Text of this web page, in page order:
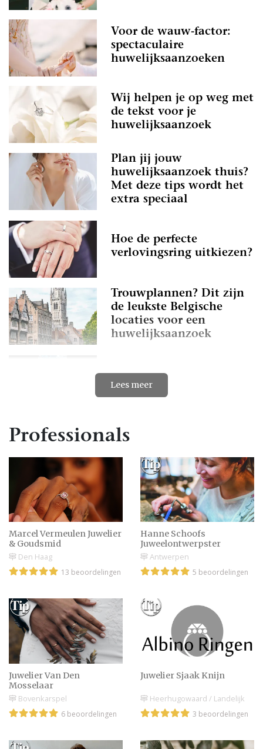
Professionals
Marcel Vermeulen Juwelier
& Goudsmid
Den Haag
13 beoordelingen
Hanne Schoofs
Juweelontwerpster
Antwerpen
5 beoordelingen
Juwelier Van Den
Mosselaar
Bovenkarspel
6 beoordelingen
Juwelier Sjaak Knijn
Heerhugowaard / Landelijk
3 beoordelingen
Voor de wauw-factor:
spectaculaire
huwelijksaanzoeken
Wij helpen je op weg met
de tekst voor je
huwelijksaanzoek
Plan jij jouw
huwelijksaanzoek thuis?
Met deze tips wordt het
extra speciaal
Hoe de perfecte
verlovingsring uitkiezen?
Trouwplannen? Dit zijn
de leukste Belgische
locaties voor een
huwelijksaanzoek
kleurstenen, karaktervol
en persoonlijk
Het kiezen en kopen van
verlovingsring
Romantisch
huwelijksaanzoek
regelen voor thuis
Maak een scheidingsring
Stoere trouwringen voor
mannen en vrouwen
Lees meer